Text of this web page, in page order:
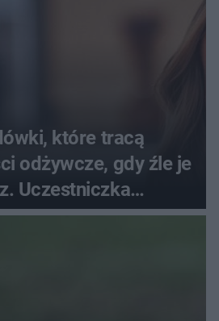
które tracą
odżywcze, gdy źle je
Uczestniczka